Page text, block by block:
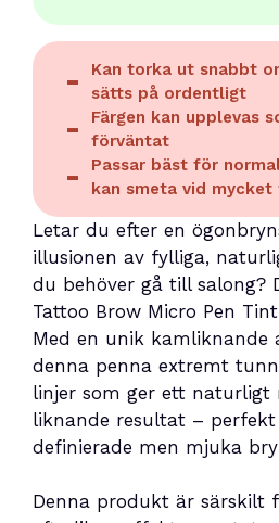
Kan torka ut snabbt
sätts på ordentligt
Färgen kan upplevas
förväntat
Passar bäst för
kan smeta vid mycket
Letar du efter en
illusionen av fylliga,
du behöver gå till salong?
Tattoo Brow Micro Pen
Med en unik kamliknande
denna penna extremt
linjer som ger ett naturligt
liknande resultat –
definierade men mjuka
Denna produkt är särskilt